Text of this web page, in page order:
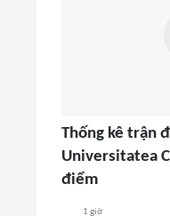
Thống kê trận
Universitatea
điểm
1 giờ